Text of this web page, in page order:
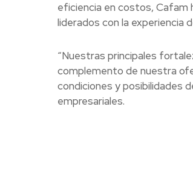
eficiencia en costos, Cafam
liderados con la experiencia
“Nuestras principales
complemento de nuestra
condiciones y posibilidades
empresariales.